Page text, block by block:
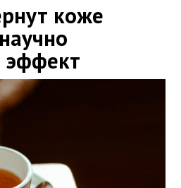
коже
эффект